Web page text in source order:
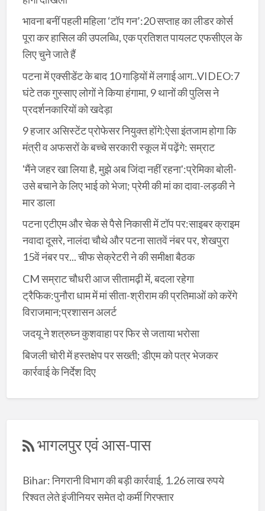
भावना बनीं पहली महिला ‘टॉप गन’:20 सप्ताह का लीडर कोर्स
पूरा कर हासिल की उपलब्धि, एक प्रतिशत पायलट एफसीएल के
लिए चुने जाते हैं
पटना में एक्सीडेंट के बाद 10 गाड़ियों में लगाई आग..VIDEO:7
घंटे तक गुस्साए लोगों ने किया हंगामा, 9 थानों की पुलिस ने
प्रदर्शनकारियों को खदेड़ा
9 हजार असिस्टेंट प्रोफेसर नियुक्त होंगे:ऐसा इंतजाम होगा कि
मंत्री व अफसरों के बच्चे सरकारी स्कूल में पढ़ेंगे: सम्राट
'मैंने जहर खा लिया है, मुझे अब जिंदा नहीं रहना':प्रेमिका बोली-
उसे बचाने के लिए भाई को भेजा; प्रेमी की मां का दावा-लड़की ने
मार डाला
पटना एटीएम और चेक से पैसे निकासी में टॉप पर:साइबर क्राइम
नवादा दूसरे, नालंदा चौथे और पटना सातवें नंबर पर, शेखपुरा
15वें नंबर पर... चीफ सेक्रेटरी ने की समीक्षा बैठक
CM सम्राट चौधरी आज सीतामढ़ी में, बदला रहेगा
ट्रैफिक:पुनौरा धाम में मां सीता-श्रीराम की प्रतिमाओं को करेंगे
विराजमान;प्रशासन अलर्ट
जदयू ने शत्रुघ्न कुशवाहा पर फिर से जताया भरोसा
बिजली चोरी में हस्तक्षेप पर सख्ती; डीएम को पत्र भेजकर
कार्रवाई के निर्देश दिए
भागलपुर एवं आस-पास
Bihar: निगरानी विभाग की बड़ी कार्रवाई, 1.26 लाख रुपये
रिश्वत लेते इंजीनियर समेत दो कर्मी गिरफ्तार